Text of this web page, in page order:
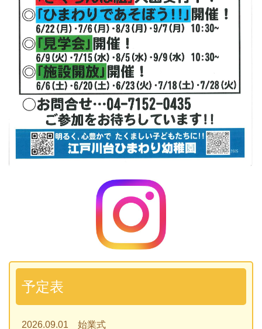
予定表
2026.09.01 始業式